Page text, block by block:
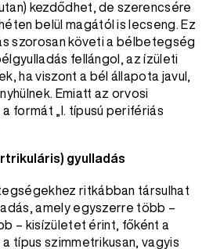
kezdődhet, de szerencsére
belül magától is lecseng. Ez
szorosan követi a bélbetegség
fellángol, az ízületi
ha viszont a bél állapota javul,
Emiatt az orvosi
formát „I. típusú perifériás
gyulladás
ritkábban társulhat
amely egyszerre több –
– kisízületet érint, főként a
a típus szimmetrikusan, vagyis